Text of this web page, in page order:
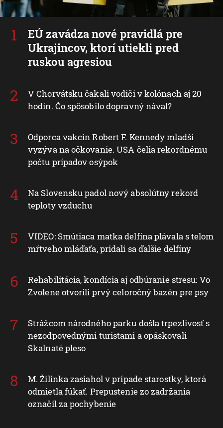
EÚ zavádza nové pravidlá pre
Ukrajincov, ktorí utiekli pred
ruskou agresiou
V Chorvátsku čakali vodiči v kolónach aj 20
hodín. Čo spôsobilo dopravný nával?
Odporca vakcín Robert F. Kennedy mladší
vyzýva na očkovanie. USA čelia rekordnému
počtu prípadov osýpok
Na Slovensku padol nový absolútny rekord
teploty vzduchu
VIDEO: Smútiaca matka delfína plávala s telom
mŕtveho mláďaťa, pridali sa ďalšie delfíny
Rehabilitácia, kondícia aj odbúranie stresu: Vo
Zvolene otvorili prvý celoročný bazén pre psy
Strážcom národného parku došla trpezlivosť s
nezodpovednými turistami a opáskovali
Skalnaté pleso
M. Žilinka zasiahol v prípade starostky, ktorá
odmietla fúkať. Prepustenie zo zadržania
označil za pochybenie